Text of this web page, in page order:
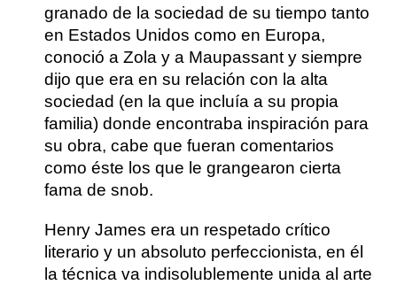
granado de la sociedad de su tiempo tanto
en Estados Unidos como en Europa,
conoció a Zola y a Maupassanty siempre
dijo que era en su relación con la alta
sociedad (en la que incluía a su propia
familia) donde encontraba inspiración para
su obra, cabe que fueran comentarios
como éste los que le grangearon cierta
fama de snob.
Henry James era un respetado crítico
literario y un absoluto perfeccionista, en él
la técnica va indisolublemente unida al arte